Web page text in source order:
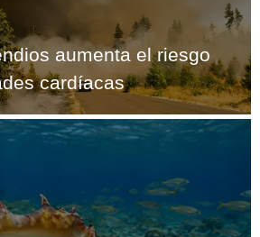
aumenta el riesgo
cardíacas